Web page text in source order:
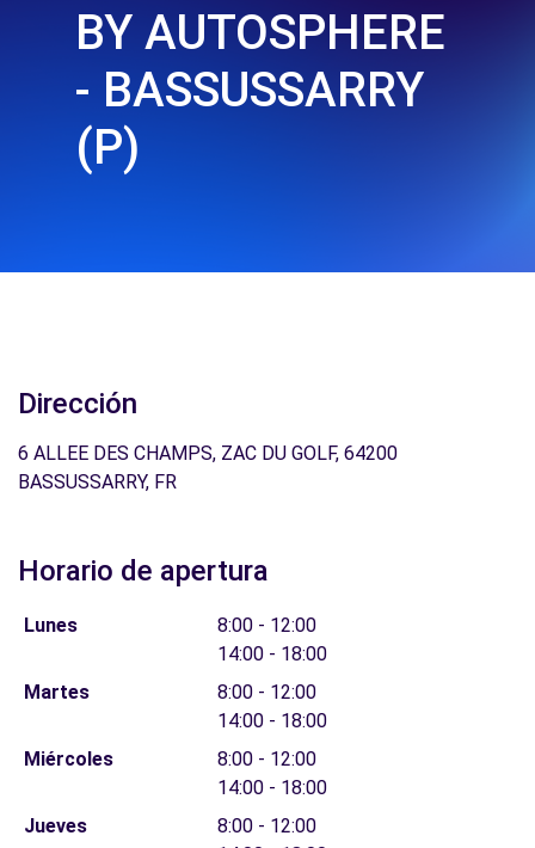
BY AUTOSPHERE
- BASSUSSARRY
(P)
Dirección
6 ALLEE DES CHAMPS, ZAC DU GOLF, 64200
BASSUSSARRY, FR
Horario de apertura
Lunes
8:00 - 12:00
14:00 - 18:00
Martes
8:00 - 12:00
14:00 - 18:00
Miércoles
8:00 - 12:00
14:00 - 18:00
Jueves
8:00 - 12:00